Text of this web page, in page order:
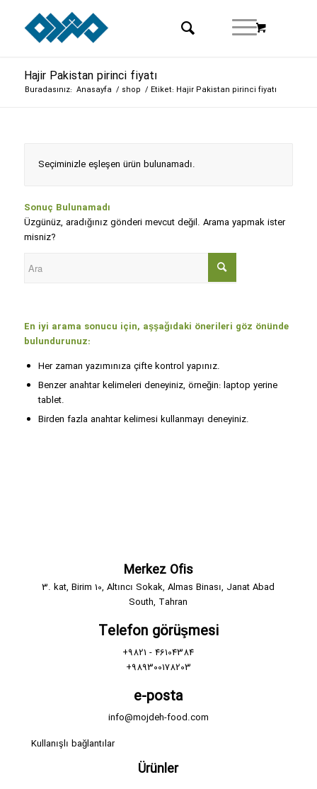
Hajir Pakistan pirinci fiyatı
Buradasınız: Anasayfa / shop / Etiket: Hajir Pakistan pirinci fiyatı
Seçiminizle eşleşen ürün bulunamadı.
Sonuç Bulunamadı
Üzgünüz, aradığınız gönderi mevcut değil. Arama yapmak ister
misniz?
En iyi arama sonucu için, aşşağıdaki önerileri göz önünde
bulundurunuz:
Her zaman yazımınıza çifte kontrol yapınız.
Benzer anahtar kelimeleri deneyiniz, örneğin: laptop yerine
tablet.
Birden fazla anahtar kelimesi kullanmayı deneyiniz.
Merkez Ofis
3. kat, Birim 10, Altıncı Sokak, Almas Binası, Janat Abad
South, Tahran
Telefon görüşmesi
+9821 - 46104384
+989300178203
e-posta
info@mojdeh-food.com
Kullanışlı bağlantılar
Ürünler